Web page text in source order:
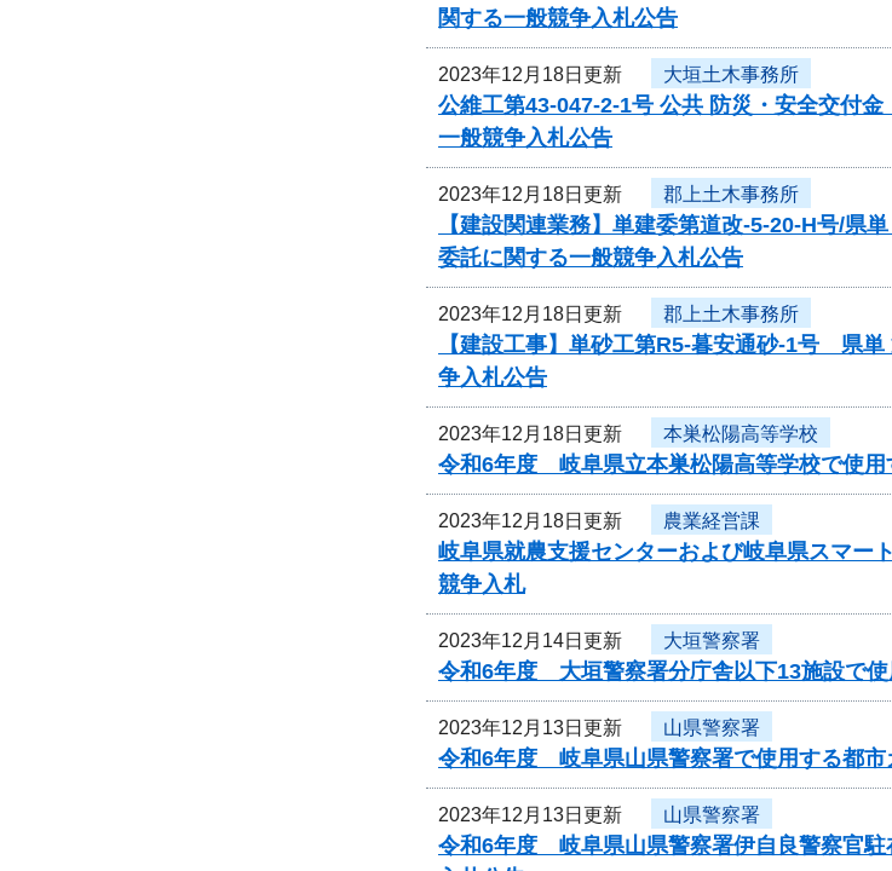
関する一般競争入札公告
2023年12月18日更新 大垣土木事務所
公維工第43-047-2-1号 公共 防災・安全交付
一般競争入札公告
2023年12月18日更新 郡上土木事務所
【建設関連業務】単建委第道改-5-20-H号/
委託に関する一般競争入札公告
2023年12月18日更新 郡上土木事務所
【建設工事】単砂工第R5-暮安通砂-1号 県
争入札公告
2023年12月18日更新 本巣松陽高等学校
令和6年度 岐阜県立本巣松陽高等学校で使
2023年12月18日更新 農業経営課
岐阜県就農支援センターおよび岐阜県スマー
競争入札
2023年12月14日更新 大垣警察署
令和6年度 大垣警察署分庁舎以下13施設で
2023年12月13日更新 山県警察署
令和6年度 岐阜県山県警察署で使用する都
2023年12月13日更新 山県警察署
令和6年度 岐阜県山県警察署伊自良警察官駐